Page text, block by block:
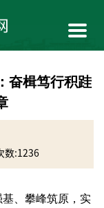
奋楫笃行积跬
数:1236
、攀峰筑原，实